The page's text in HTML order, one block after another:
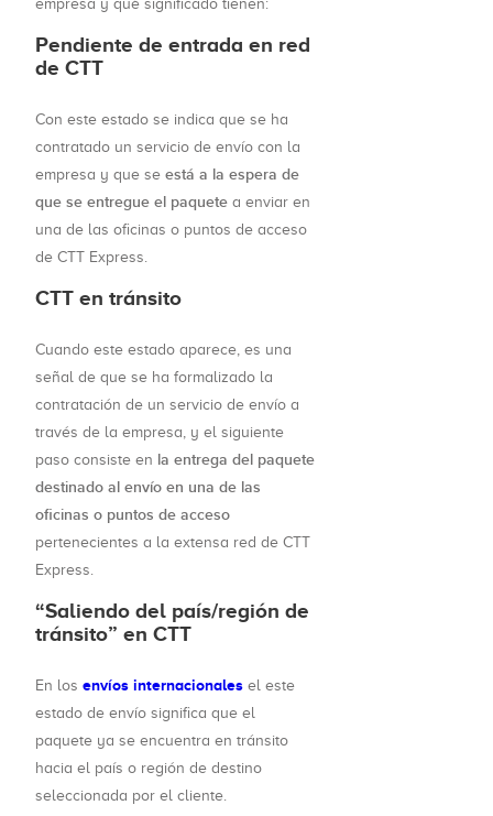
empresa y qué significado tienen:
Pendiente de entrada en red
de CTT
Con este estado se indica que se ha
contratado un servicio de envío con la
empresa y que se está a la espera de
que se entregue el paquete a enviar en
una de las oficinas o puntos de acceso
de CTT Express.
CTT en tránsito
Cuando este estado aparece, es una
señal de que se ha formalizado la
contratación de un servicio de envío a
través de la empresa, y el siguiente
paso consiste en la entrega del paquete
destinado al envío en una de las
oficinas o puntos de acceso
pertenecientes a la extensa red de CTT
Express.
“Saliendo del país/región de
tránsito” en CTT
En los envíos internacionales el este
estado de envío significa que el
paquete ya se encuentra en tránsito
hacia el país o región de destino
seleccionada por el cliente.